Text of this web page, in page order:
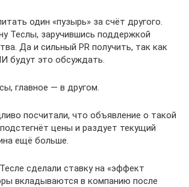
один «пузырь» за счёт другого.
Теслы, заручившись поддержкой
Да и сильный PR получить, так как
будут это обсуждать.
главное — в другом.
посчитали, что объявление о такой
цены и раздует текущий
ещё больше.
сделали ставку на «эффект
вкладываются в компанию после